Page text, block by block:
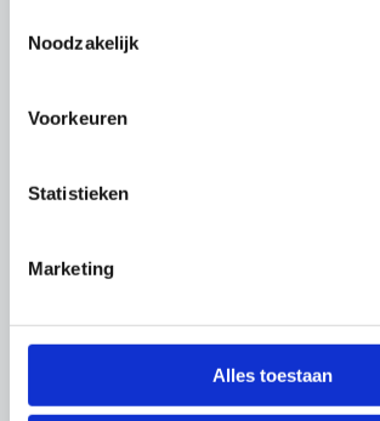
Noodzakelijk
Voorkeuren
Statistieken
Marketing
Alles toestaan
trainingen@onderhoudnl.nl
Duur
Aantal deelnemers
Voor wie?
Ondernemers, bedrijfsleiders,
medewerkers.